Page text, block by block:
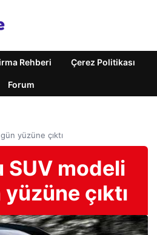
Rehberi Çerez Politikası
Forum
yüzüne çıktı
SUV modeli
çıktı